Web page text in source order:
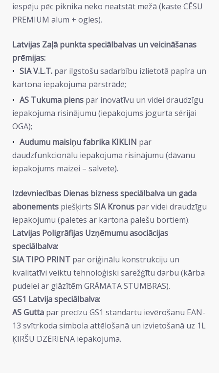
iespēju pēc piknika neko neatstāt mežā (kaste CĒSU
PREMIUM alum + ogles).
Latvijas Zaļā punkta speciālbalvas un veicināšanas
prēmijas:
SIA V.L.T. par ilgstošu sadarbību izlietotā papīra un
kartona iepakojuma pārstrādē;
AS Tukuma piens par inovatīvu un videi draudzīgu
iepakojuma risinājumu (iepakojums jogurta sērijai
OGA);
Audumu maisiņu fabrika KIKLIN par
daudzfunkcionālu iepakojuma risinājumu (dāvanu
iepakojums maizei – salvete).
Izdevniecības Dienas bizness speciālbalva un gada
abonements piešķirts SIA Kronus par videi draudzīgu
iepakojumu (paletes ar kartona palešu bortiem).
Latvijas Poligrāfijas Uzņēmumu asociācijas
speciālbalva:
SIA TIPO PRINT par oriģinālu konstrukciju un
kvalitatīvi veiktu tehnoloģiski sarežģītu darbu (kārba
pudelei ar glāzītēm GRĀMATA STUMBRAS).
GS1 Latvija speciālbalva:
AS Gutta par precīzu GS1 standartu ievērošanu EAN-
13 svītrkoda simbola attēlošanā un izvietošanā uz 1L
ĶIRŠU DZĒRIENA iepakojuma.